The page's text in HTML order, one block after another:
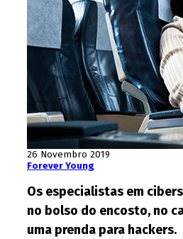
26 Novembro 2019
Forever Young
Os especialistas em
no bolso do encosto, no
uma prenda para hackers.